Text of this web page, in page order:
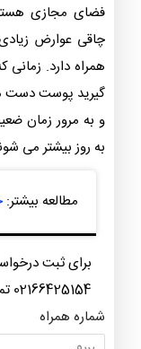
فضای مجازی
چاقی عوارض
همراه دارد.
گیرید پوست دست
و به مرور زمان
به روز بیشتر می
مطالعه بیشتر:
برای ثبت
02166425154 تماس بگیرید.
شماره همراه